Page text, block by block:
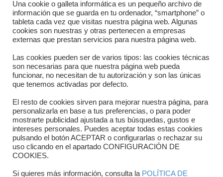
Horario
Formulario de contacto
Copyright © 2025 FTCV
Una cookie o galleta informática es un pequeño archivo de
información que se guarda en tu ordenador, “smartphone” o
tableta cada vez que visitas nuestra página web. Algunas
cookies son nuestras y otras pertenecen a empresas
externas que prestan servicios para nuestra página web.
Las cookies pueden ser de varios tipos: las cookies técnicas
son necesarias para que nuestra página web pueda
funcionar, no necesitan de tu autorización y son las únicas
que tenemos activadas por defecto.
El resto de cookies sirven para mejorar nuestra página, para
personalizarla en base a tus preferencias, o para poder
mostrarte publicidad ajustada a tus búsquedas, gustos e
intereses personales. Puedes aceptar todas estas cookies
pulsando el botón ACEPTAR o configurarlas o rechazar su
uso clicando en el apartado CONFIGURACIÓN DE
COOKIES.
Si quieres más información, consulta la POLÍTICA DE